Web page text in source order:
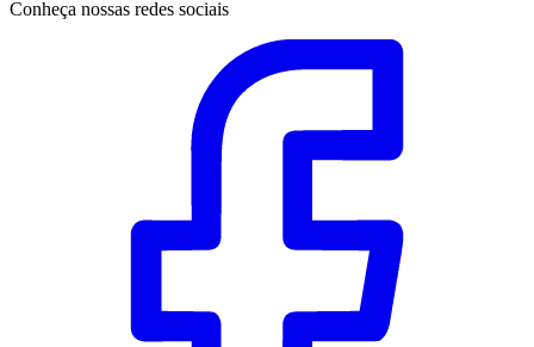
Conheça nossas redes sociais